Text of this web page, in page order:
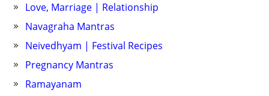
Love, Marriage | Relationship
Navagraha Mantras
Neivedhyam | Festival Recipes
Pregnancy Mantras
Ramayanam